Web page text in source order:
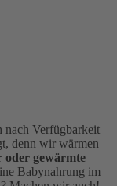
nach Verfügbarkeit
denn wir wärmen
oder gewärmte
Babynahrung im